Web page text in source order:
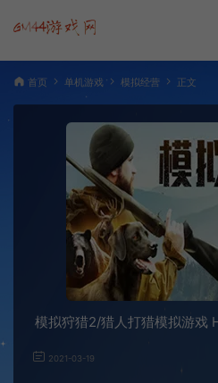
首页 单机游戏 模拟经营 正文
模拟狩猎2/猎人打猎模拟游戏
2021-03-19